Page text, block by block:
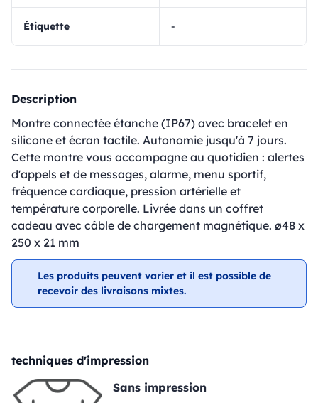
Étiquette -
Description
Montre connectée étanche (IP67) avec bracelet en
silicone et écran tactile. Autonomie jusqu'à 7 jours.
Cette montre vous accompagne au quotidien : alertes
d'appels et de messages, alarme, menu sportif,
fréquence cardiaque, pression artérielle et
température corporelle. Livrée dans un coffret
cadeau avec câble de chargement magnétique. ø48 x
250 x 21 mm
Les produits peuvent varier et il est possible de
recevoir des livraisons mixtes.
techniques d'impression
Sans impression